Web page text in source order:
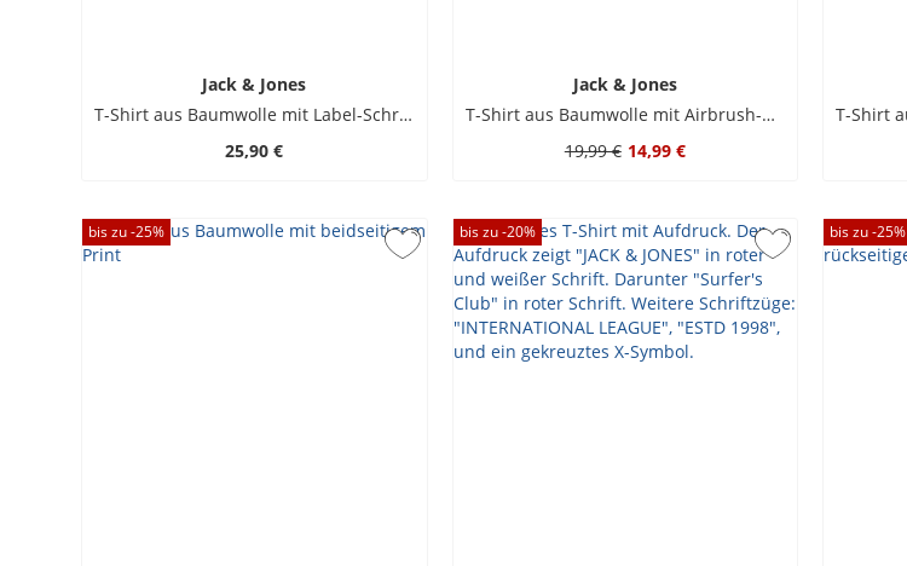
Jack & Jones
T-Shirt aus Baumwolle mit Label-Schriftzug
25,90 €
Jack & Jones
T-Shirt aus Baumwolle mit Airbrush-Motiv auf Rückenseite
19,99 € 14,99 €
bis zu -25% bis zu -20% bis zu -25%